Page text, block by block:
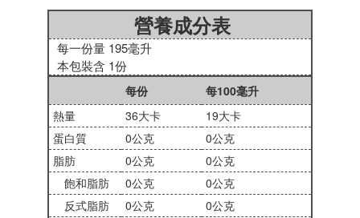
營養成分表
每一份量 195毫升
本包裝含 1份
每份
每100毫升
熱量
36大卡
19大卡
蛋白質
0公克
0公克
脂肪
0公克
0公克
飽和脂肪
0公克
0公克
反式脂肪
0公克
0公克